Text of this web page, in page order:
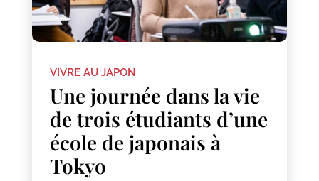
VIVRE AU JAPON
Une journée dans la vie
de trois étudiants d’une
école de japonais à
Tokyo